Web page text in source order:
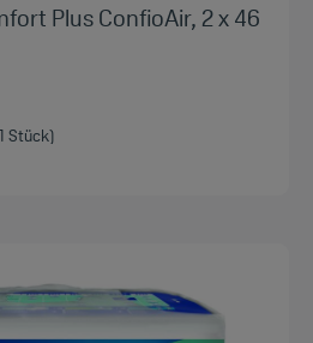
Plus ConfioAir, 2 x 46
Stück)